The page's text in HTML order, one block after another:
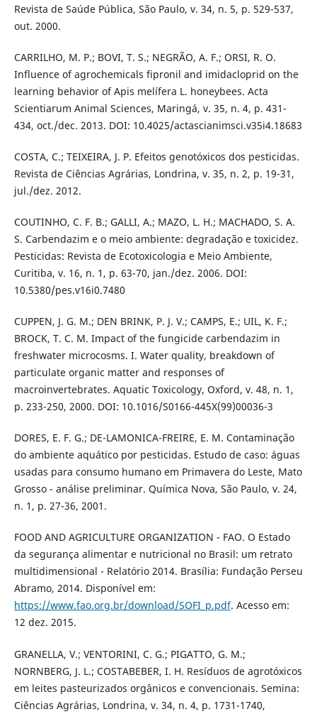
Revista de Saúde Pública, São Paulo, v. 34, n. 5, p. 529-537,
out. 2000.
CARRILHO, M. P.; BOVI, T. S.; NEGRÃO, A. F.; ORSI, R. O.
Influence of agrochemicals fipronil and imidacloprid on the
learning behavior of Apis melífera L. honeybees. Acta
Scientiarum Animal Sciences, Maringá, v. 35, n. 4, p. 431-
434, oct./dec. 2013. DOI: 10.4025/actascianimsci.v35i4.18683
COSTA, C.; TEIXEIRA, J. P. Efeitos genotóxicos dos pesticidas.
Revista de Ciências Agrárias, Londrina, v. 35, n. 2, p. 19-31,
jul./dez. 2012.
COUTINHO, C. F. B.; GALLI, A.; MAZO, L. H.; MACHADO, S. A.
S. Carbendazim e o meio ambiente: degradação e toxicidez.
Pesticidas: Revista de Ecotoxicologia e Meio Ambiente,
Curitiba, v. 16, n. 1, p. 63-70, jan./dez. 2006. DOI:
10.5380/pes.v16i0.7480
CUPPEN, J. G. M.; DEN BRINK, P. J. V.; CAMPS, E.; UIL, K. F.;
BROCK, T. C. M. Impact of the fungicide carbendazim in
freshwater microcosms. I. Water quality, breakdown of
particulate organic matter and responses of
macroinvertebrates. Aquatic Toxicology, Oxford, v. 48, n. 1,
p. 233-250, 2000. DOI: 10.1016/S0166-445X(99)00036-3
DORES, E. F. G.; DE-LAMONICA-FREIRE, E. M. Contaminação
do ambiente aquático por pesticidas. Estudo de caso: águas
usadas para consumo humano em Primavera do Leste, Mato
Grosso - análise preliminar. Química Nova, São Paulo, v. 24,
n. 1, p. 27-36, 2001.
FOOD AND AGRICULTURE ORGANIZATION - FAO. O Estado
da segurança alimentar e nutricional no Brasil: um retrato
multidimensional - Relatório 2014. Brasília: Fundação Perseu
Abramo, 2014. Disponível em:
https://www.fao.org.br/download/SOFI_p.pdf. Acesso em:
12 dez. 2015.
GRANELLA, V.; VENTORINI, C. G.; PIGATTO, G. M.;
NORNBERG, J. L.; COSTABEBER, I. H. Resíduos de agrotóxicos
em leites pasteurizados orgânicos e convencionais. Semina:
Ciências Agrárias, Londrina, v. 34, n. 4, p. 1731-1740,